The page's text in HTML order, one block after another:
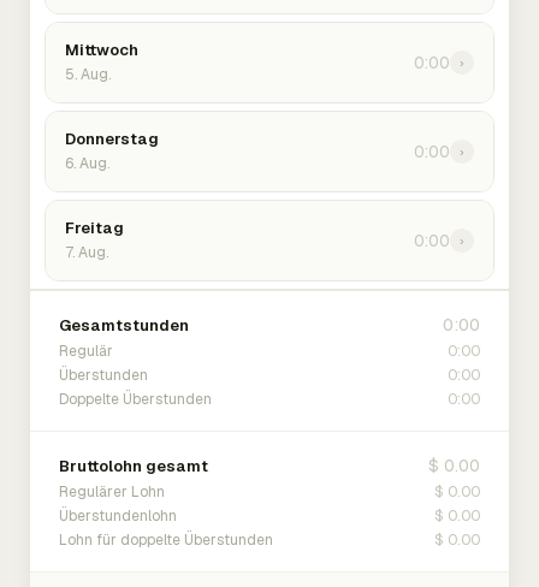
Mittwoch
5. Aug.
0:00 ›
Donnerstag
6. Aug.
0:00 ›
Freitag
7. Aug.
0:00 ›
Gesamtstunden 0:00
Regulär 0:00
Überstunden 0:00
Doppelte Überstunden 0:00
Bruttolohn gesamt $ 0.00
Regulärer Lohn $ 0.00
Überstundenlohn $ 0.00
Lohn für doppelte Überstunden $ 0.00